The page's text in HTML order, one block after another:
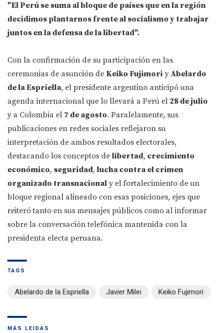
"El Perú se suma al bloque de países que en la región
decidimos plantarnos frente al socialismo y trabajar
juntos en la defensa de la libertad".
Con la confirmación de su participación en las
ceremonias de asunción de Keiko Fujimori yAbelardo
de la Espriella, el presidente argentino anticipó una
agenda internacional que lo llevará a Perú el 28 de julio
y a Colombia el 7 de agosto. Paralelamente, sus
publicaciones en redes sociales reflejaron su
interpretación de ambos resultados electorales,
destacando los conceptos de libertad, crecimiento
económico, seguridad, lucha contra el crimen
organizado transnacional y el fortalecimiento de un
bloque regional alineado con esas posiciones, ejes que
reiteró tanto en sus mensajes públicos como al informar
sobre la conversación telefónica mantenida con la
presidenta electa peruana.
TAGS
Abelardo de la Espriella Javier Milei Keiko Fujimori
MÁS LEIDAS